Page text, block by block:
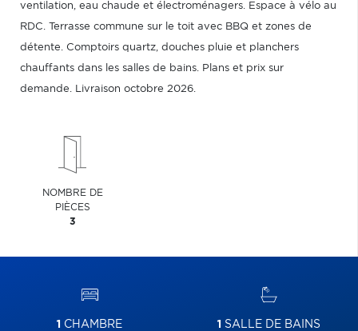
ventilation, eau chaude et électroménagers. Espace à vélo au
RDC. Terrasse commune sur le toit avec BBQ et zones de
détente. Comptoirs quartz, douches pluie et planchers
chauffants dans les salles de bains. Plans et prix sur
demande. Livraison octobre 2026.
NOMBRE DE
PIÈCES
3
1 CHAMBRE 1 SALLE DE BAINS